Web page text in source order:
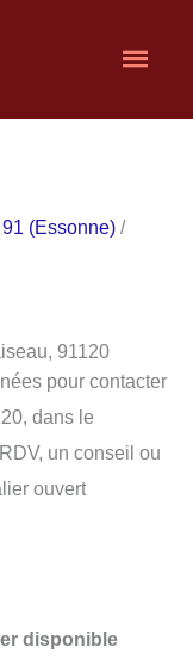
(Essonne) /
91120
pour contacter
dans le
un conseil ou
ouvert
disponible